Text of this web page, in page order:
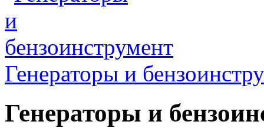
Генераторы и
Генераторы и